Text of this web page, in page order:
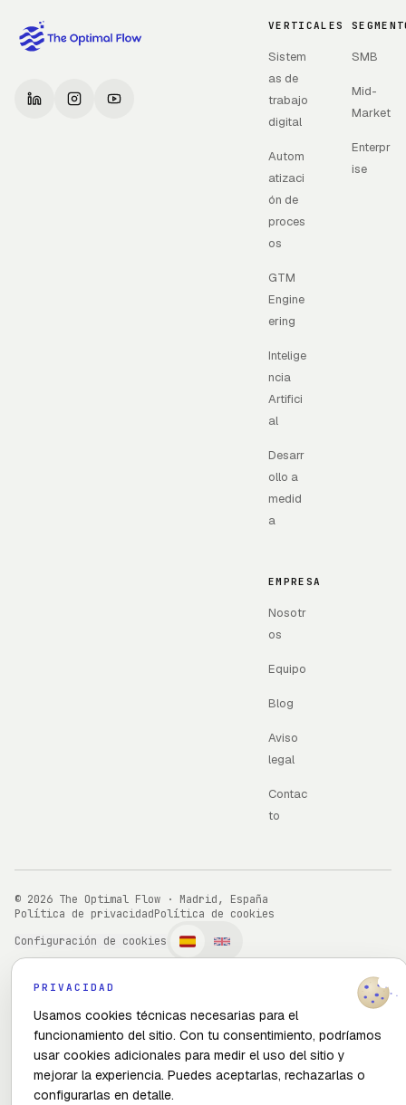
VERTICALES
Sistem
as de
trabajo
digital
Autom
atizaci
ón de
proces
os
GTM
Engine
ering
Intelige
ncia
Artifici
al
Desarr
ollo a
medid
a
SMB
Mid-
Market
Enterpr
ise
EMPRESA
Nosotr
os
Equipo
Blog
Aviso
legal
Contac
to
© 2026 The Optimal Flow · Madrid, España
Política de privacidadPolítica de cookies
Configuración de cookies
PRIVACIDAD
Usamos cookies técnicas necesarias para el
funcionamiento del sitio. Con tu consentimiento, podríamos
usar cookies adicionales para medir el uso del sitio y
mejorar la experiencia. Puedes aceptarlas, rechazarlas o
configurarlas en detalle.